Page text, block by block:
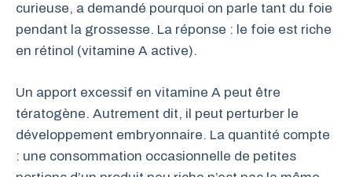
curieuse, a demandé pourquoi on parle tant du foie
pendant la grossesse. La réponse : le foie est riche
en rétinol (vitamine A active).
Un apport excessif en vitamine A peut être
tératogène. Autrement dit, il peut perturber le
développement embryonnaire. La quantité compte
: une consommation occasionnelle de petites